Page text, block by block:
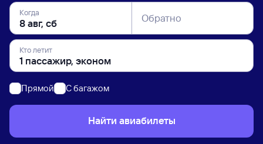
Когда Обратно
Кто летит
Прямой C багажом
Найти авиабилеты